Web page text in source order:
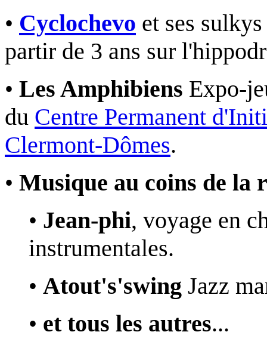
• Cyclochevo et ses
partir de 3 ans sur
• Les Amphibiens Expo-
du Centre Permanent
Clermont-Dômes.
• Musique au coins de la
• Jean-phi, voyage en
instrumentales.
• Atout's'swing Jazz
• et tous les autres...